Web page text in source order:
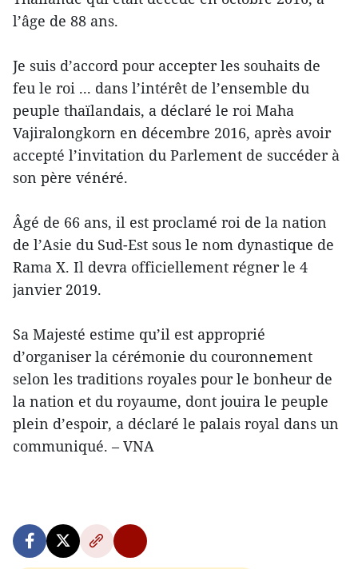
l’âge de 88 ans.
Je suis d’accord pour accepter les souhaits de
feu le roi ... dans l’intérêt de l’ensemble du
peuple thaïlandais, a déclaré le roi Maha
Vajiralongkorn en décembre 2016, après avoir
accepté l’invitation du Parlement de succéder à
son père vénéré.
Âgé de 66 ans, il est proclamé roi de la nation
de l’Asie du Sud-Est sous le nom dynastique de
Rama X. Il devra officiellement régner le 4
janvier 2019.
Sa Majesté estime qu’il est approprié
d’organiser la cérémonie du couronnement
selon les traditions royales pour le bonheur de
la nation et du royaume, dont jouira le peuple
plein d’espoir, a déclaré le palais royal dans un
communiqué. – VNA